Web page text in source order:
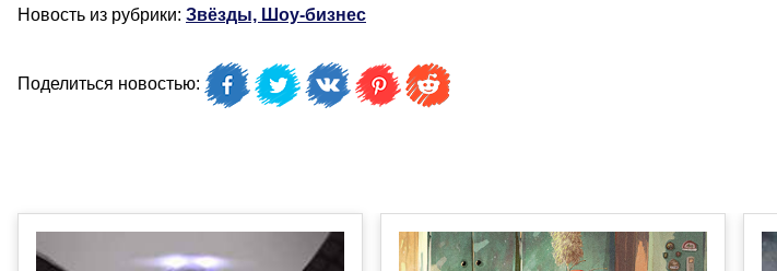
Новость из рубрики: Звёзды, Шоу-бизнес
Поделиться новостью: